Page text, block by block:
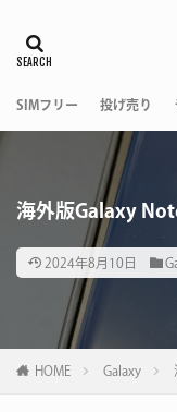
SIMフリー 投げ売り
海外版Galaxy
2024年8月10日
HOME Galaxy